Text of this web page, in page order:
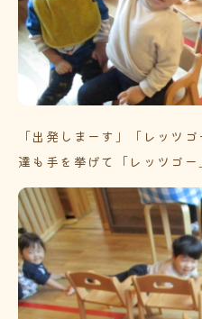
「出発しまーす」「レッツ
達も手を挙げて「レッツゴー